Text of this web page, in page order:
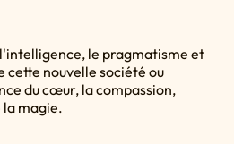
le pragmatisme et
cette nouvelle société ou
du cœur, la compassion,
magie.